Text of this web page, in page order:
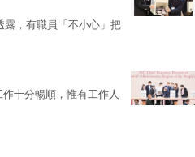
露，有職員「不小心」把
作十分暢順，惟有工作人